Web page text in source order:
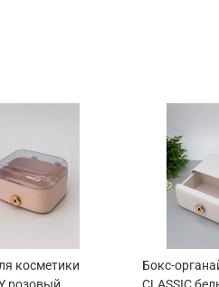
косметики
розовый
Бокс-
CLASSIC